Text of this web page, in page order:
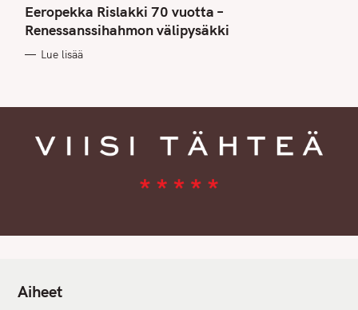
T
E
G
O
I
Eeropekka Rislakki 70 vuotta –
Renessanssihahmon välipysäkki
Lue lisää
Aiheet